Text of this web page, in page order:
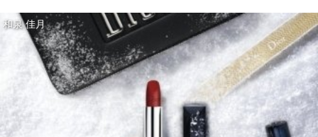
和泉 佳月